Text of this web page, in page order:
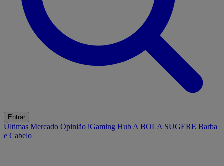
Entrar
Últimas Mercado Opinião iGaming Hub A BOLA SUGERE Barba
e Cabelo